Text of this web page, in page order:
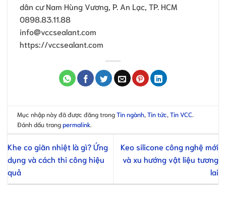
dân cư Nam Hùng Vương, P. An Lạc, TP. HCM
0898.83.11.88
info@vccsealant.com
https://vccsealant.com
Mục nhập này đã được đăng trongTin ngành ,Tin tức ,Tin VCC
Đánh dấu trangpermalink
Khe co giãn nhiệt là gì? Ứng
dụng và cách thi công hiệu
quả
Keo silicone công nghệ mới
và xu hướng vật liệu tương
lai